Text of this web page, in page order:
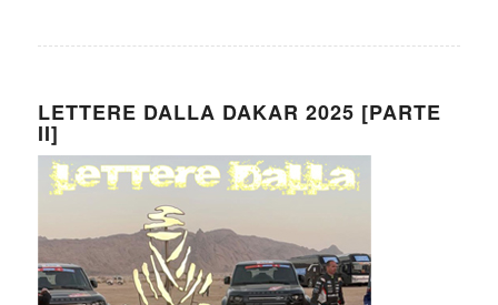
LETTERE DALLA DAKAR 2025 [PARTE
II]